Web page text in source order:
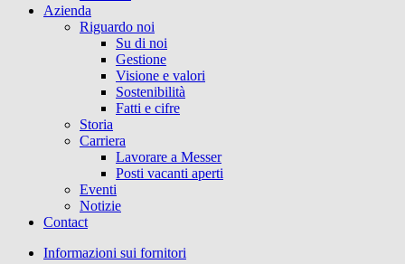
Azienda
Riguardo noi
Su di noi
Gestione
Visione e valori
Sostenibilità
Fatti e cifre
Storia
Carriera
Lavorare a Messer
Posti vacanti aperti
Eventi
Notizie
Contact
Informazioni sui fornitori